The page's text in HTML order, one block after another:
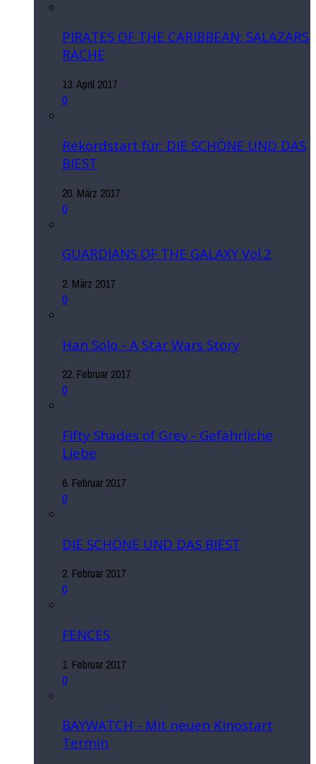
PIRATES OF THE CARIBBEAN: SALAZARS
RACHE
13. April 2017
0
Rekordstart für: DIE SCHÖNE UND DAS
BIEST
20. März 2017
0
GUARDIANS OF THE GALAXY Vol.2
2. März 2017
0
Han Solo - A Star Wars Story
22. Februar 2017
0
Fifty Shades of Grey - Gefährliche
Liebe
6. Februar 2017
0
DIE SCHÖNE UND DAS BIEST
2. Februar 2017
0
FENCES
1. Februar 2017
0
BAYWATCH - Mit neuen Kinostart
Termin